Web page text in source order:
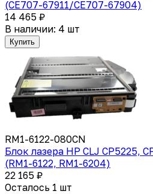
(CE707-67911/CE707-67904)
14 465 ₽
В наличии: 4 шт
Купить
RM1-6122-080CN
Блок лазера HP CLJ CP5225,
(RM1-6122, RM1-6204)
22 165 ₽
Осталось 1 шт